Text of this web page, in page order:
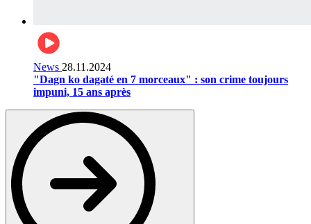
News 28.11.2024
"Dagn ko dagaté en 7 morceaux" : son crime toujours
impuni, 15 ans après